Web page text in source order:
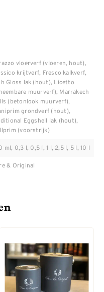
vloerverf (vloeren, hout),
krijtverf, Fresco kalkverf,
Gloss lak (hout), Licetto
muurverf), Marrakech
(betonlook muurverf),
grondverf (hout),
Eggshell lak (hout),
(voorstrijk)
ml, 0,3 l, 0,5 l, 1 l, 2,5 l, 5 l, 10 l
& Original